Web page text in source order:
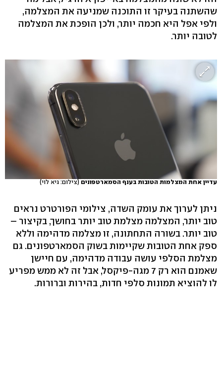
שהשתנה בעיקר זו התוכנה שמניעה את המצלמה,
ולפי אפל היא חכמה יותר, ולכן הופכת את המצלמה
לטובה יותר.
עדיין אחת המצלמות הטובות בענף הסמארטפונים (צילום: גיא לוי)
ניתן לערוך את עומק השדה, צילומי הפורטרט נראים
טוב יותר, המצלמה מצלמת טוב יותר בחושך, בקיצור –
טוב יותר. בשורה התחתונה, זו מצלמה מדהימה וללא
ספק אחת הטובות שקיימות בשוק הסמארטפונים. גם
מצלמת הסלפי עושה עבודה מדהימה, עם חיישן
שאמנם הוא רק 7 מגה-פיקסל, אבל זה לא ממש מפריע
לו להוציא תמונות סלפי חדות, בהירות וברורות.